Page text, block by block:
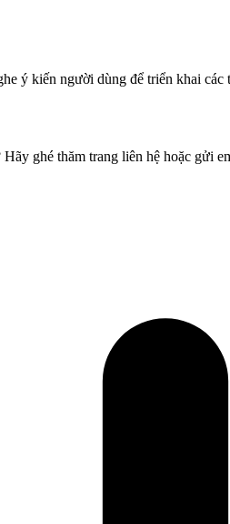
ý kiến người dùng để triển khai
ghé thăm trang liên hệ hoặc gửi